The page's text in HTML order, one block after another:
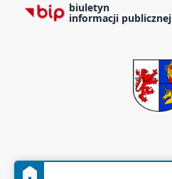
biuletyn
informacji publicznej